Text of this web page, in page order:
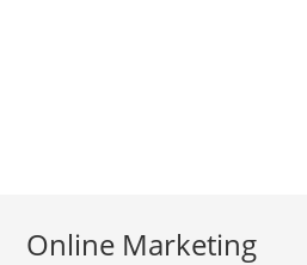
Online Marketing